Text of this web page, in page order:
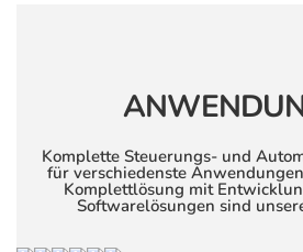
Komplette Steuerungs- und
für verschiedenste
Komplettlösung mit
Softwarelösungen sind